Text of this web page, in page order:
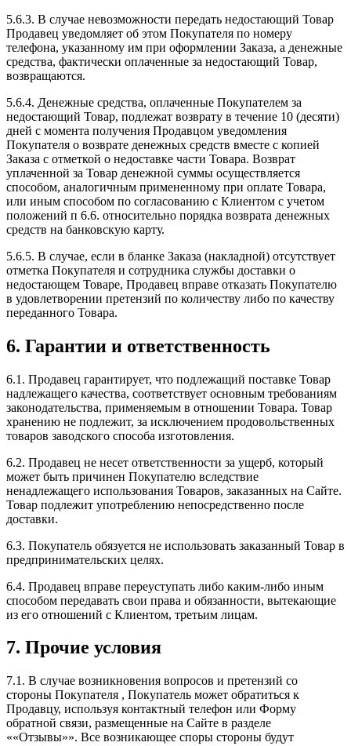
5.6.3. В случае невозможности передать недостающий Товар
Продавец уведомляет об этом Покупателя по номеру
телефона, указанному им при оформлении Заказа, а денежные
средства, фактически оплаченные за недостающий Товар,
возвращаются.
5.6.4. Денежные средства, оплаченные Покупателем за
недостающий Товар, подлежат возврату в течение 10 (десяти)
дней с момента получения Продавцом уведомления
Покупателя о возврате денежных средств вместе с копией
Заказа с отметкой о недоставке части Товара. Возврат
уплаченной за Товар денежной суммы осуществляется
способом, аналогичным примененному при оплате Товара,
или иным способом по согласованию с Клиентом с учетом
положений п 6.6. относительно порядка возврата денежных
средств на банковскую карту.
5.6.5. В случае, если в бланке Заказа (накладной) отсутствует
отметка Покупателя и сотрудника службы доставки о
недостающем Товаре, Продавец вправе отказать Покупателю
в удовлетворении претензий по количеству либо по качеству
переданного Товара.
6. Гарантии и ответственность
6.1. Продавец гарантирует, что подлежащий поставке Товар
надлежащего качества, соответствует основным требованиям
законодательства, применяемым в отношении Товара. Товар
хранению не подлежит, за исключением продовольственных
товаров заводского способа изготовления.
6.2. Продавец не несет ответственности за ущерб, который
может быть причинен Покупателю вследствие
ненадлежащего использования Товаров, заказанных на Сайте.
Товар подлежит употреблению непосредственно после
доставки.
6.3. Покупатель обязуется не использовать заказанный Товар в
предпринимательских целях.
6.4. Продавец вправе переуступать либо каким-либо иным
способом передавать свои права и обязанности, вытекающие
из его отношений с Клиентом, третьим лицам.
7. Прочие условия
7.1. В случае возникновения вопросов и претензий со
стороны Покупателя , Покупатель может обратиться к
Продавцу, используя контактный телефон или Форму
обратной связи, размещенные на Сайте в разделе
««Отзывы»». Все возникающее споры стороны будут